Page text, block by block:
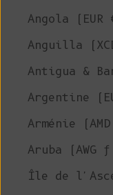
Angola (EUR
Anguilla
Antigua &
Argentine
Arménie
Aruba (AWG
Île de